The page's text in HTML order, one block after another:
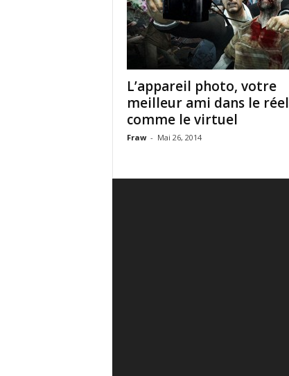
L’appareil photo, votre
meilleur ami dans le réel
comme le virtuel
Fraw - Mai 26, 2014